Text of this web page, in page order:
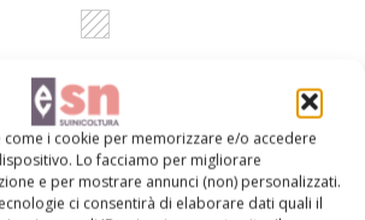
i cookie per memorizzare e/o accedere
Lo facciamo per migliorare
e per mostrare annunci (non) personalizzati.
ci consentirà di elaborare dati quali il